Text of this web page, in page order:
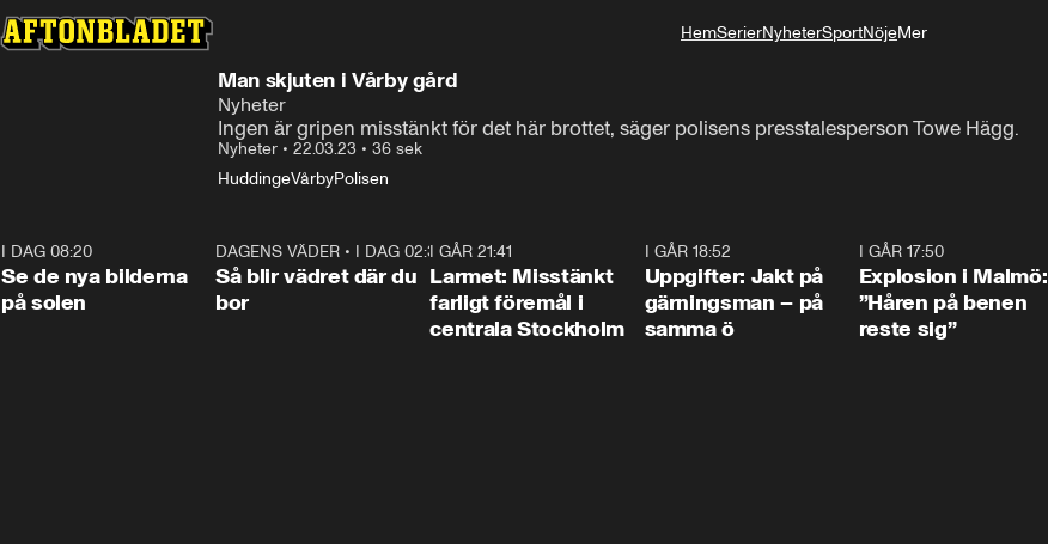
HemSerierNyheterSportNöjeMer
Man skjuten i Vårby gård
Nyheter
Ingen är gripen misstänkt för det här brottet, säger polisens presstalesperson Towe Hägg.
Nyheter • 22.03.23 • 36 sek
HuddingeVårbyPolisen
I DAG 08:20
Se de nya bilderna
på solen
1:06
DAGENS VÄDER • I DAG 02:30
Så blir vädret där du
bor
I GÅR 21:41
Larmet: Misstänkt
farligt föremål i
centrala Stockholm
I GÅR 18:52
Uppgifter: Jakt på
gärningsman – på
samma ö
I GÅR 17:50
Explosion i Malmö:
”Håren på benen
reste sig”